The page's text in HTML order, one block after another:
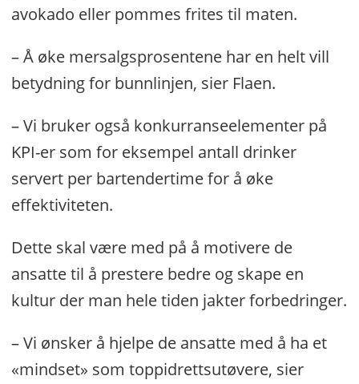
avokado eller pommes frites til maten.
– Å øke mersalgsprosentene har en helt vill
betydning for bunnlinjen, sier Flaen.
– Vi bruker også konkurranseelementer på
KPI-er som for eksempel antall drinker
servert per bartendertime for å øke
effektiviteten.
Dette skal være med på å motivere de
ansatte til å prestere bedre og skape en
kultur der man hele tiden jakter forbedringer.
– Vi ønsker å hjelpe de ansatte med å ha et
«mindset» som toppidrettsutøvere, sier